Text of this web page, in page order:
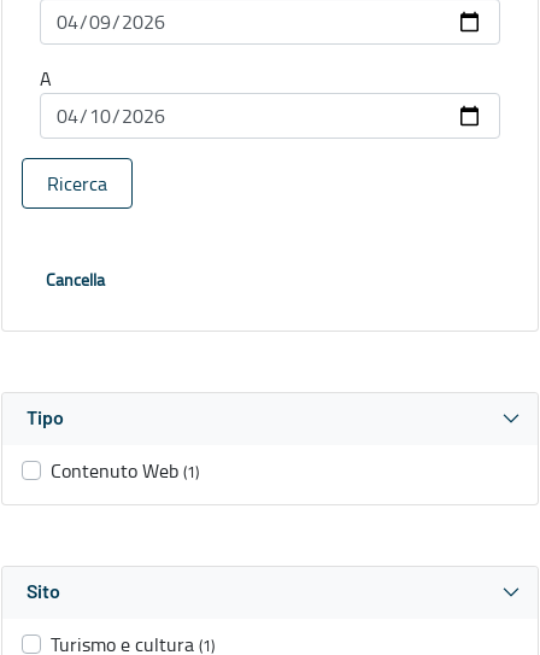
A
Ricerca
Cancella
Tipo
Contenuto Web (1)
Sito
Turismo e cultura (1)